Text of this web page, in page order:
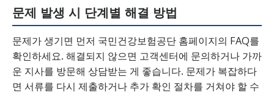
문제 발생 시 단계별 해결 방법
문제가 생기면 먼저 국민건강보험공단 홈페이지의 FAQ를
확인하세요. 해결되지 않으면 고객센터에 문의하거나 가까
운 지사를 방문해 상담받는 게 좋습니다. 문제가 복잡하다
면 서류를 다시 제출하거나 추가 확인 절차를 거쳐야 할 수